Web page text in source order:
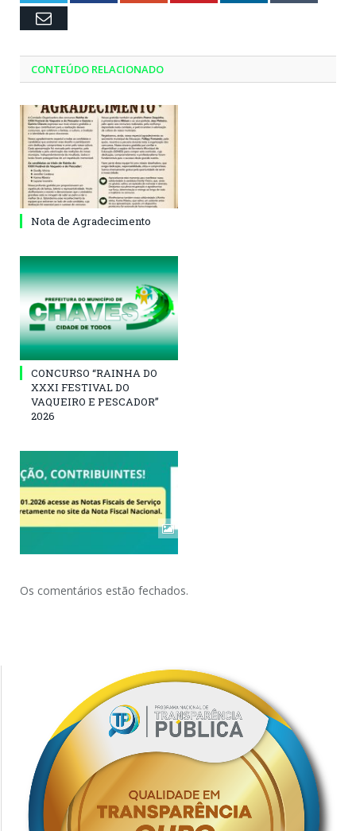
Email
CONTEÚDO RELACIONADO
Nota de Agradecimento
CONCURSO “RAINHA DO
XXXI FESTIVAL DO
VAQUEIRO E PESCADOR”
2026
Os comentários estão fechados.